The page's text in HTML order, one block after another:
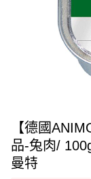
【德國
品-兔肉/
曼特